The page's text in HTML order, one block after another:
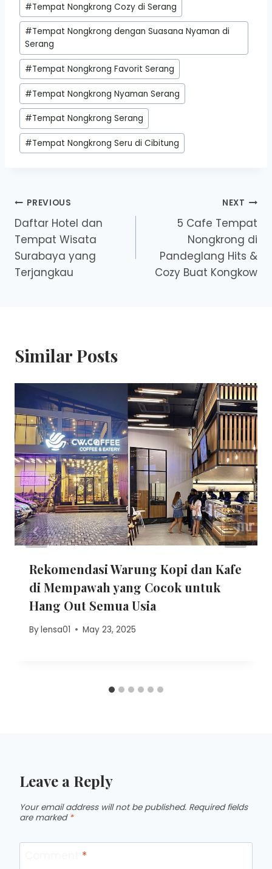
#Tempat Nongkrong Cozy di Serang
#Tempat Nongkrong dengan Suasana Nyaman di
Serang
#Tempat Nongkrong Favorit Serang
#Tempat Nongkrong Nyaman Serang
#Tempat Nongkrong Serang
#Tempat Nongkrong Seru di Cibitung
Post
navigation
PREVIOUS
Daftar Hotel dan
Tempat Wisata
Surabaya yang
Terjangkau
NEXT
5 Cafe Tempat
Nongkrong di
Pandeglang Hits &
Cozy Buat Kongkow
Similar Posts
Rekomendasi Warung Kopi dan Kafe
di Mempawah yang Cocok untuk
Hang Out Semua Usia
Bylensa01 May 23, 2025
Leave a Reply
Your email address will not be published. Required fields
are marked *
*